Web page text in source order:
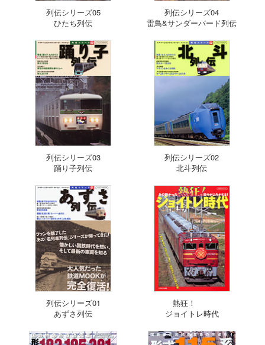
列伝シリーズ05
ひたち列伝
列伝シリーズ04
雷鳥&サンダーバード列伝
列伝シリーズ03
踊り子列伝
列伝シリーズ02
北斗列伝
列伝シリーズ01
あずさ列伝
熱狂！
ジョイトレ時代